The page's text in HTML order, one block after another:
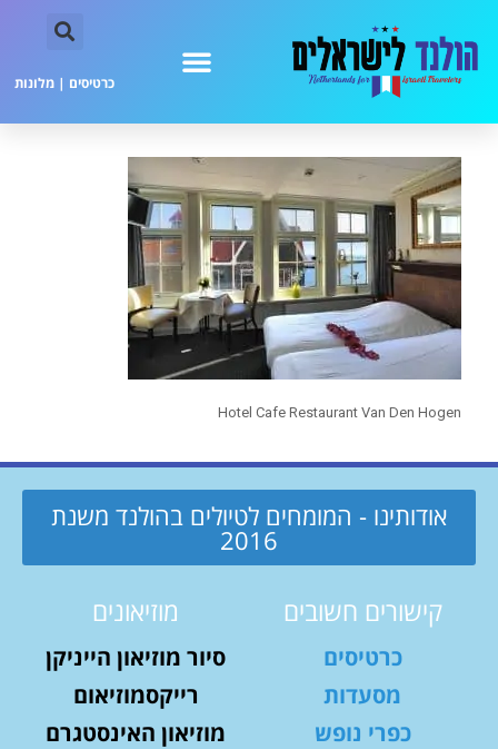
כרטיסים | מלונות
Hotel Cafe Restaurant Van Den Hogen
אודותינו - המומחים לטיולים בהולנד משנת
2016
קישורים חשובים
כרטיסים
מסעדות
כפרי נופש
מוזיאונים
סיור מוזיאון הייניקן
רייקסמוזיאום
מוזיאון האינסטגרם